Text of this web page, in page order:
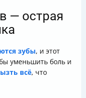
— острая
зубы, и этот
уменьшить боль и
всё, что